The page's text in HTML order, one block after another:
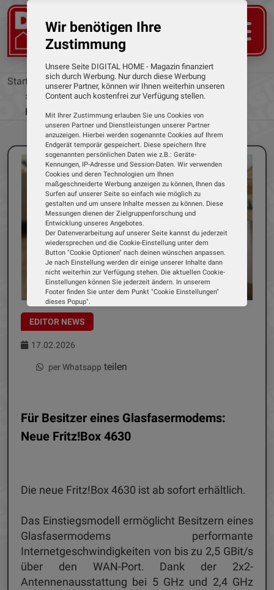
Startseite
News
Für Besitzer eines Glasfasermodems: Neue
Fritz!Box 4630
EDITOR NEWS
17.02.2026
per Whatsapp teilen
Für Besitzer eines Glasfasermodems:
Neue Fritz!Box 4630
Die neue Fritz!Box 4630 ist ab sofort erhältlich.
Das Einstiegsmodell ermöglicht Besitzern eines
Glasfasermodems performante
Internetgeschwindigkeiten von bis zu 2,5 GBit/s
über den WAN-Port. Dank der 2x2-
Antennenausstattung bei 5 GHz und 2,4 GHz
Wir benötigen Ihre
Zustimmung
Unsere Seite DIGITAL HOME - Magazin finanziert
sich durch Werbung. Nur durch diese Werbung
unserer Partner, können wir Ihnen weiterhin unseren
Content auch kostenfrei zur Verfügung stellen.
Mit Ihrer Zustimmung erlauben Sie uns Cookies von
unseren Partner und Dienstleistungen unserer Partner
anzuzeigen. Hierbei werden sogenannte Cookies auf Ihrem
Endgerät temporär gespeichert. Diese speichern Ihre
sogenannten persönlichen Daten wie z.B.: Geräte-
Kennungen, IP-Adresse und Session-Daten. Wir verwenden
Cookies und deren Technologien um Ihnen
maßgeschneiderte Werbung anzeigen zu können, Ihnen das
Surfen auf unserer Seite so einfach wie möglich zu
gestalten und um unsere Inhalte messen zu können. Diese
Messungen dienen der Zielgruppenforschung und
Entwicklung unseres Angebotes.
Der Datenverarbeitung auf unserer Seite kannst du jederzeit
wiedersprechen und die Cookie-Einstellung unter dem
Button "Cookie Optionen" nach deinen wünschen anpassen.
Je nach Einstellung werden dir einige unserer Inhalte dann
nicht weiterhin zur Verfügung stehen. Die aktuellen Cookie-
Einstellungen können Sie jederzeit ändern. In unserem
Footer finden Sie unter dem Punkt "Cookie Einstellungen"
dieses Popup".
Wir verwenden Cookies, um Ihnen die bestmögliche
Erfahrung auf unserer Website zu bieten. Erfahren Sie mehr
darüber, wie wir Cookies verwenden und wie Sie Ihre
Einstellungen ändern können.
Alle Cookies akzeptieren
Impressum Datenschutz